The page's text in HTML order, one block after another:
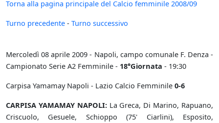
Torna alla pagina principale del Calcio femminile 2008/09
Turno precedente - Turno successivo
Mercoledì 08 aprile 2009 - Napoli, campo comunale F. Denza -
Campionato Serie A2 Femminile - 18°Giornata - 19:30
Carpisa Yamamay Napoli - Lazio Calcio Femminile 0-6
CARPISA YAMAMAY NAPOLI:La Greca, Di Marino, Rapuano,
Criscuolo, Gesuele, Schioppo (75' Ciarlini), Esposito,